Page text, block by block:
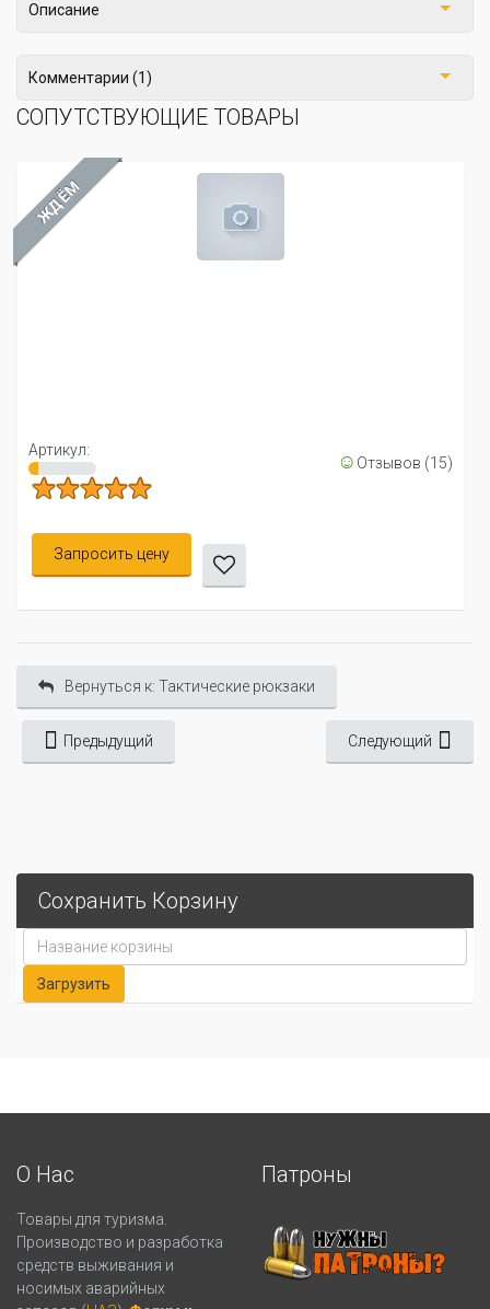
Описание
Комментарии (1)
СОПУТСТВУЮЩИЕ ТОВАРЫ
ЖДЁМ
Артикул: ☺ Отзывов (15)
Запросить цену
Вернуться к: Тактические рюкзаки
Предыдущий Следующий
Сохранить Корзину
О Нас
Товары для туризма.
Производство и разработка
средств выживания и
носимых аварийных
Патроны